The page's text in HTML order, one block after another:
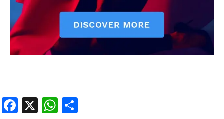
Facebook
X WhatsApp